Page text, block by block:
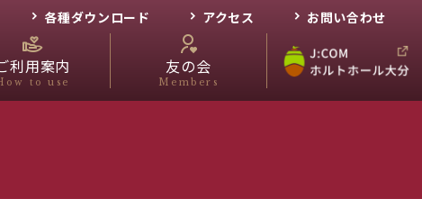
各種ダウンロード アクセス お問い合わせ
利用案内
to use
友の会
Members